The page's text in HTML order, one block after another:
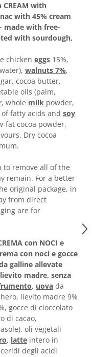
CREAM with
with 45% cream
made with free-
with sourdough,
chicken eggs 15%,
walnuts 7%,
cocoa butter,
oils (palm,
, whole milk powder,
fatty acids and soy
fat cocoa powder,
Dry cocoa
to remove all of the
remain. For a better
original package, in
from direct
are for
con NOCI e
con noci e gocce
galline allevate
madre, senza
, uova da
lievito madre 9%
gocce di cioccolato
di cacao,
oli vegetali
, latte intero in
degli acidi